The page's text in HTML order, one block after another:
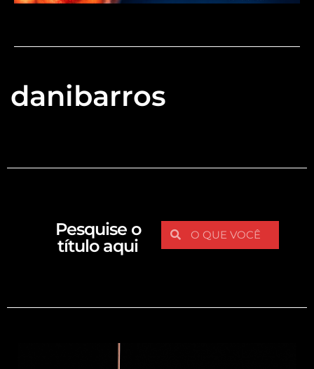
danibarros
Pesquise o
título aqui